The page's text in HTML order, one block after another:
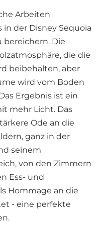
Arbeiten
der Disney Sequoia
bereichern. Die
die die
beibehalten, aber
wird vom Boden
Ergebnis ist ein
mehr Licht. Das
Ode an die
ganz in der
seinem
von den Zimmern
Ess- und
Hommage an die
- eine perfekte